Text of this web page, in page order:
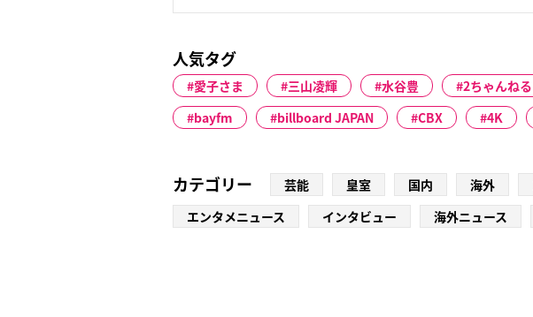
人気タグ
愛子さま 三山凌輝 水谷豊 2ちゃんねる
bayfm
billboard JAPAN CBX 4K
カテゴリー 芸能 皇室 国内 海外
エンタメニュース
インタビュー 海外ニュース